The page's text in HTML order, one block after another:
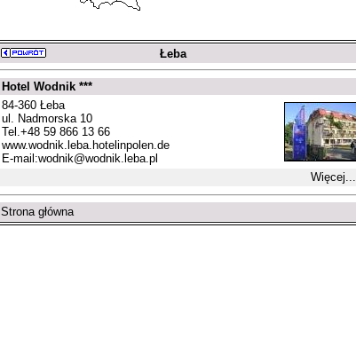
Łeba
Hotel Wodnik ***
84-360 Łeba
ul. Nadmorska 10
Tel.+48 59 866 13 66
www.wodnik.leba.hotelinpolen.de
E-mail:wodnik@wodnik.leba.pl
Więcej...
Strona główna